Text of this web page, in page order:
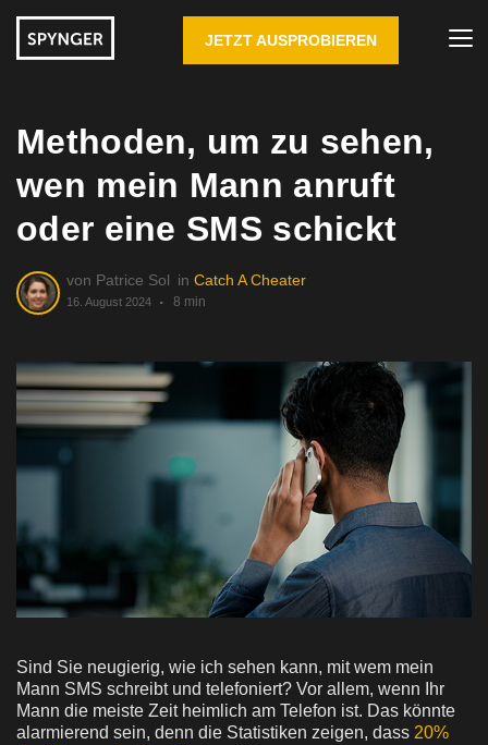
JETZT AUSPROBIEREN
Methoden, um zu sehen,
wen mein Mann anruft
oder eine SMS schickt
von Patrice Sol in Catch A Cheater
16. August 2024 8 min
Sind Sie neugierig, wie ich sehen kann, mit wem mein
Mann SMS schreibt und telefoniert? Vor allem, wenn Ihr
Mann die meiste Zeit heimlich am Telefon ist. Das könnte
alarmierend sein, denn die Statistiken zeigen, dass 20%